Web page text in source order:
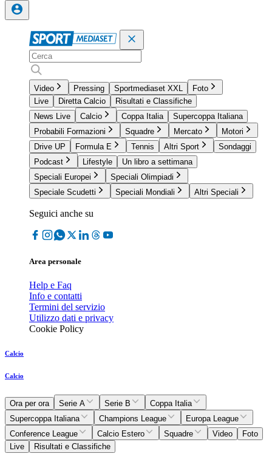
Video Pressing Sportmediaset XXL
Foto
Live
Diretta Calcio
Risultati e Classifiche
News Live
Calcio Coppa Italia
Supercoppa Italiana
Probabili Formazioni
Squadre Mercato
Motori
Drive UP
Formula E Tennis Altri Sport
Sondaggi
Podcast
Lifestyle
Un libro a settimana
Speciali Europei
Speciali Olimpiadi
Speciale Scudetti
Speciali Mondiali Altri Speciali
Seguici anche su
Area personale
Help e Faq
Info e contatti
Termini del servizio
Utilizzo dati e privacy
Cookie Policy
Calcio
Calcio
Ora per ora Serie A Serie B
Coppa Italia
Supercoppa Italiana
Champions League
Europa League
Conference League
Calcio Estero Squadre Video
Foto
Live
Risultati e Classifiche